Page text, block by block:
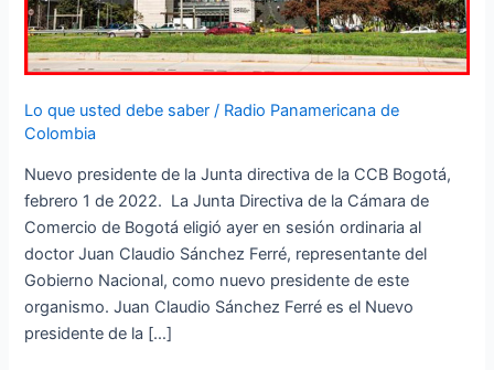
Lo que usted debe saber / Radio Panamericana de
Colombia
Nuevo presidente de la Junta directiva de la CCB Bogotá,
febrero 1 de 2022. La Junta Directiva de la Cámara de
Comercio de Bogotá eligió ayer en sesión ordinaria al
doctor Juan Claudio Sánchez Ferré, representante del
Gobierno Nacional, como nuevo presidente de este
organismo. Juan Claudio Sánchez Ferré es el Nuevo
presidente de la […]